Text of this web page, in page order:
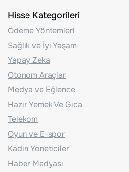
Hisse Kategorileri
Ödeme Yöntemleri
Sağlık ve İyi Yaşam
Yapay Zeka
Otonom Araçlar
Medya ve Eğlence
Hazır Yemek Ve Gıda
Telekom
Oyun ve E-spor
Kadın Yöneticiler
Haber Medyası